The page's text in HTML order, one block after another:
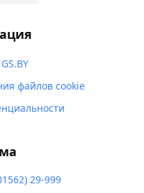
файлов cookie
29-999